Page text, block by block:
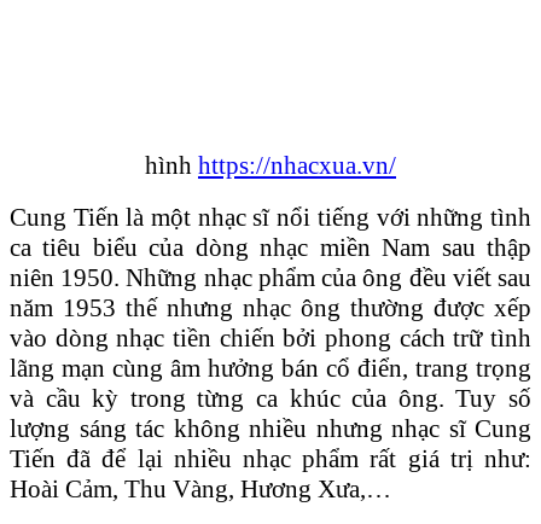
hình https://nhacxua.vn/
Cung Tiến là một nhạc sĩ nổi tiếng với những tình
ca tiêu biểu của dòng nhạc miền Nam sau thập
niên 1950. Những nhạc phẩm của ông đều viết sau
năm 1953 thế nhưng nhạc ông thường được xếp
vào dòng nhạc tiền chiến bởi phong cách trữ tình
lãng mạn cùng âm hưởng bán cổ điển, trang trọng
và cầu kỳ trong từng ca khúc của ông. Tuy số
lượng sáng tác không nhiều nhưng nhạc sĩ Cung
Tiến đã để lại nhiều nhạc phẩm rất giá trị như:
Hoài Cảm, Thu Vàng, Hương Xưa,…